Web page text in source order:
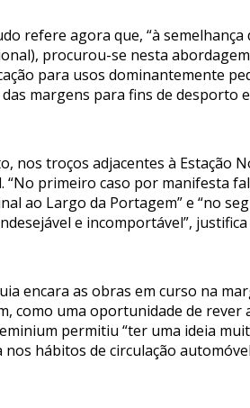
refere agora que, “à
procurou-se nesta
para usos dominantemente
margens para fins de desporto e
nos troços adjacentes à Estação
“No primeiro caso por manifesta
ao Largo da Portagem” e “no
e incomportável”,
encara as obras em curso na
como uma oportunidade de rever
permitiu “ter uma ideia
nos hábitos de circulação